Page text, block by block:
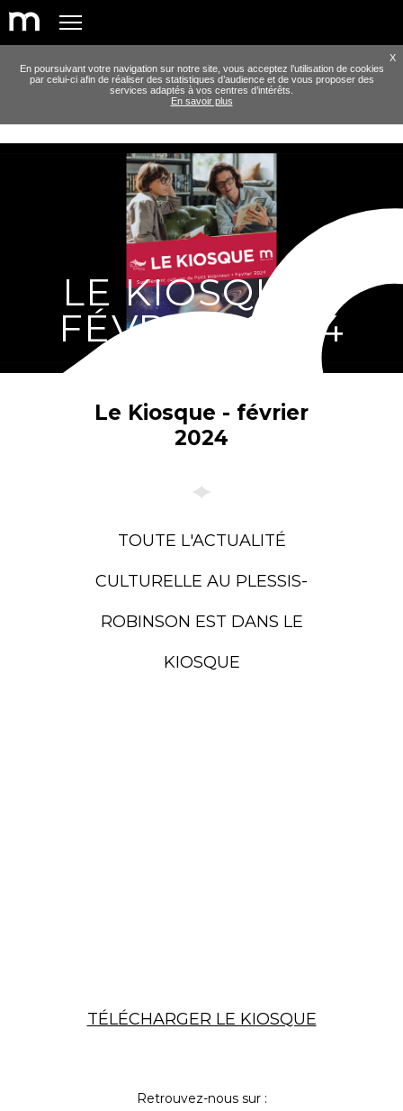
En poursuivant votre navigation sur notre site, vous acceptez l’utilisation de cookies
par celui-ci afin de réaliser des statistiques d’audience et de vous proposer des
services adaptés à vos centres d’intérêts.
En savoir plus
X
LE KIOSQUE -
FÉVRIER 2024
Le Kiosque - février
2024
TOUTE L'ACTUALITÉ
CULTURELLE AU PLESSIS-
ROBINSON EST DANS LE
KIOSQUE
TÉLÉCHARGER LE KIOSQUE
Retrouvez-nous sur :